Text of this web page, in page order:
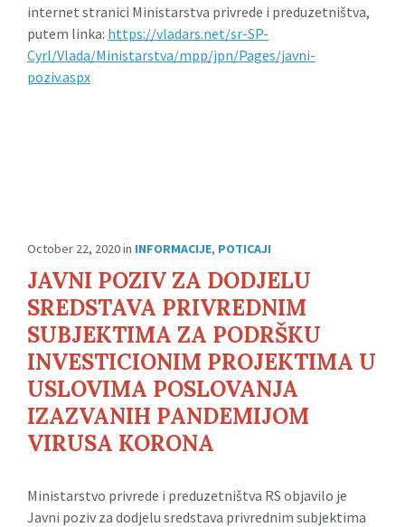
internet stranici Ministarstva privrede i preduzetništva,
putem linka: https://vladars.net/sr-SP-
Cyrl/Vlada/Ministarstva/mpp/jpn/Pages/javni-
poziv.aspx
October 22, 2020in INFORMACIJE, POTICAJI
JAVNI POZIV ZA DODJELU
SREDSTAVA PRIVREDNIM
SUBJEKTIMA ZA PODRŠKU
INVESTICIONIM PROJEKTIMA U
USLOVIMA POSLOVANJA
IZAZVANIH PANDEMIJOM
VIRUSA KORONA
Ministarstvo privrede i preduzetništva RS objavilo je
Javni poziv za dodjelu sredstava privrednim subjektima